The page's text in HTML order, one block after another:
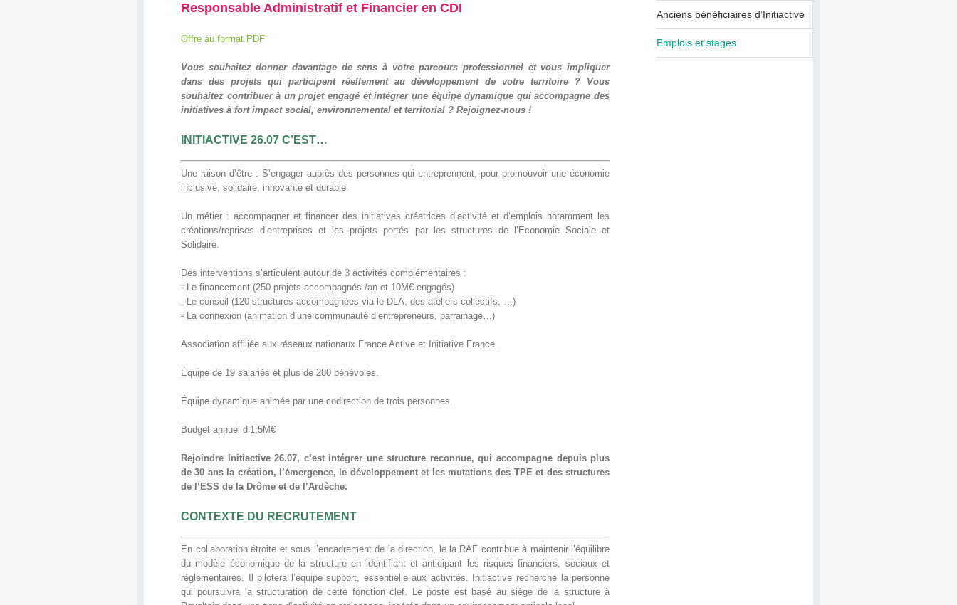
Responsable Administratif et Financier en CDI
Offre au format PDF
Vous souhaitez donner davantage de sens à votre parcours professionnel et vous impliquer
dans des projets qui participent réellement au développement de votre territoire ? Vous
souhaitez contribuer à un projet engagé et intégrer une équipe dynamique qui accompagne des
initiatives à fort impact social, environnemental et territorial ? Rejoignez-nous !
INITIACTIVE 26.07 C’EST…
Une raison d’être : S’engager auprès des personnes qui entreprennent, pour promouvoir une économie
inclusive, solidaire, innovante et durable.
Un métier : accompagner et financer des initiatives créatrices d’activité et d’emplois notamment les
créations/reprises d’entreprises et les projets portés par les structures de l’Economie Sociale et
Solidaire.
Des interventions s’articulent autour de 3 activités complémentaires :
- Le financement (250 projets accompagnés /an et 10M€ engagés)
- Le conseil (120 structures accompagnées via le DLA, des ateliers collectifs, …)
- La connexion (animation d’une communauté d’entrepreneurs, parrainage…)
Association affiliée aux réseaux nationaux France Active et Initiative France.
Équipe de 19 salariés et plus de 280 bénévoles.
Équipe dynamique animée par une codirection de trois personnes.
Budget annuel d’1,5M€
Rejoindre Initiactive 26.07, c’est intégrer une structure reconnue, qui accompagne depuis plus
de 30 ans la création, l’émergence, le développement et les mutations des TPE et des structures
de l’ESS de la Drôme et de l’Ardèche.
CONTEXTE DU RECRUTEMENT
En collaboration étroite et sous l’encadrement de la direction, le.la RAF contribue à maintenir l’équilibre
du modèle économique de la structure en identifiant et anticipant les risques financiers, sociaux et
réglementaires. Il pilotera l’équipe support, essentielle aux activités. Initiactive recherche la personne
qui poursuivra la structuration de cette fonction clef. Le poste est basé au siège de la structure à
Anciens bénéficiaires d’Initiactive
Emplois et stages